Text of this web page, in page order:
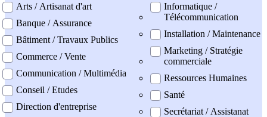
Arts / Artisanat d'art
Banque / Assurance
Bâtiment / Travaux Publics
Commerce / Vente
Communication / Multimédia
Conseil / Etudes
Direction d'entreprise
Informatique /
Télécommunication
Installation / Maintenance
Marketing / Stratégie
commerciale
Ressources Humaines
Santé
Secrétariat / Assistanat